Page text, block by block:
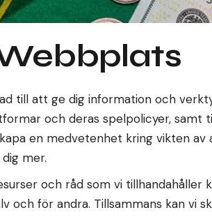
till att ge dig information och
och deras spelpolicyer, samt
en medvetenhet kring vikten av
mer.
och råd som vi tillhandahåller
och för andra. Tillsammans kan vi